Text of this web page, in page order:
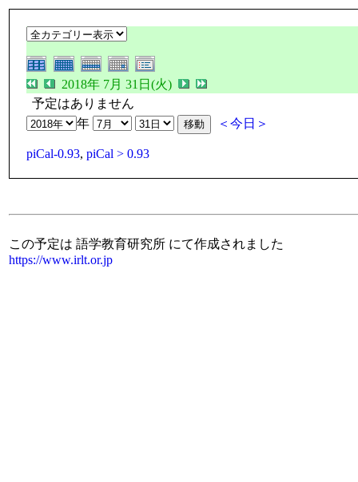
2018年 7月 31日(火)
予定はありません
年
＜今日＞
piCal-0.93, piCal > 0.93
この予定は 語学教育研究所 にて作成されました
https://www.irlt.or.jp